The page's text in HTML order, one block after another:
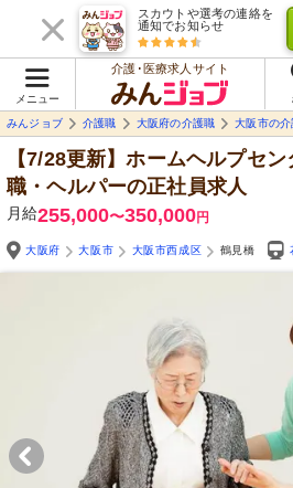
スカウトや選考の連絡を
通知でお知らせ
メニュー
介護･医療求人サイト
みんジョブ
介護職 大阪府の介護職 大阪市の介
【7/28更新】ホームヘルプセ
職・ヘルパーの正社員求人
月給255,000〜350,000円
大阪府
大阪市 大阪市西成区 鶴見橋